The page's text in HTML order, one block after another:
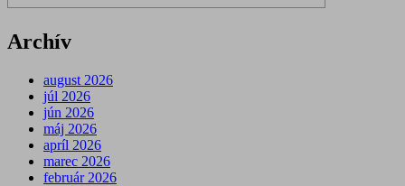
Archív
august 2026
júl 2026
jún 2026
máj 2026
apríl 2026
marec 2026
február 2026